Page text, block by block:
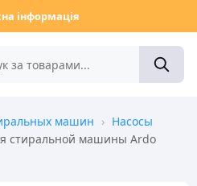
інформація
машин › Насосы
стиральной машины Ardo